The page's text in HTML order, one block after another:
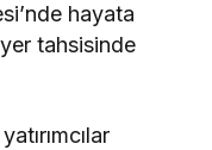
hayata
tahsisinde